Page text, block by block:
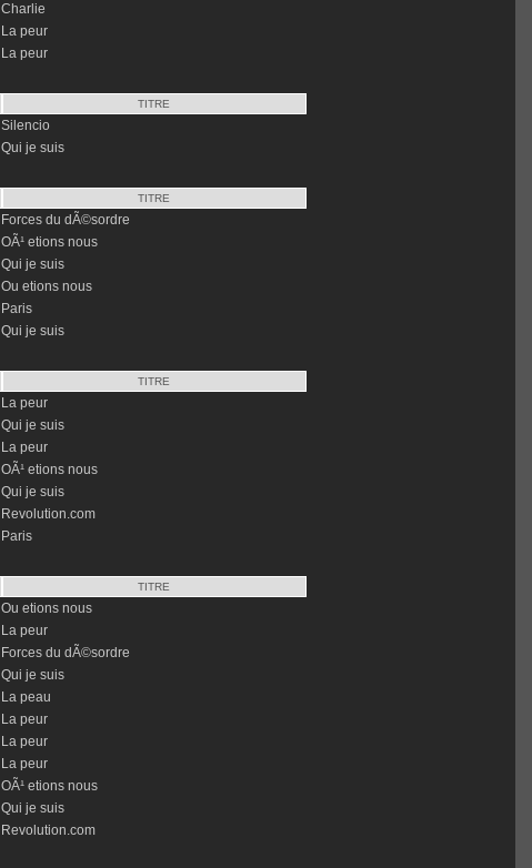
Charlie
La peur
La peur
TITRE
Silencio
Qui je suis
TITRE
Forces du dÃ©sordre
OÃ¹ etions nous
Qui je suis
Ou etions nous
Paris
Qui je suis
TITRE
La peur
Qui je suis
La peur
OÃ¹ etions nous
Qui je suis
Revolution.com
Paris
TITRE
Ou etions nous
La peur
Forces du dÃ©sordre
Qui je suis
La peau
La peur
La peur
La peur
OÃ¹ etions nous
Qui je suis
Revolution.com